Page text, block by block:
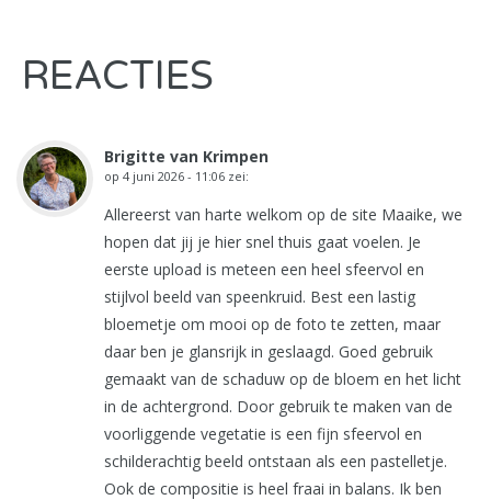
REACTIES
Brigitte van Krimpen
op 4 juni 2026 - 11:06 zei:
Allereerst van harte welkom op de site Maaike, we
hopen dat jij je hier snel thuis gaat voelen. Je
eerste upload is meteen een heel sfeervol en
stijlvol beeld van speenkruid. Best een lastig
bloemetje om mooi op de foto te zetten, maar
daar ben je glansrijk in geslaagd. Goed gebruik
gemaakt van de schaduw op de bloem en het licht
in de achtergrond. Door gebruik te maken van de
voorliggende vegetatie is een fijn sfeervol en
schilderachtig beeld ontstaan als een pastelletje.
Ook de compositie is heel fraai in balans. Ik ben